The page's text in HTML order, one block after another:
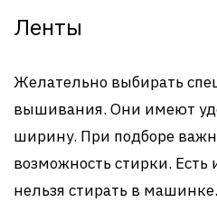
Ленты
Желательно выбирать
вышивания. Они имеют
ширину. При подборе
возможность стирки. Есть
нельзя стирать в машинке.